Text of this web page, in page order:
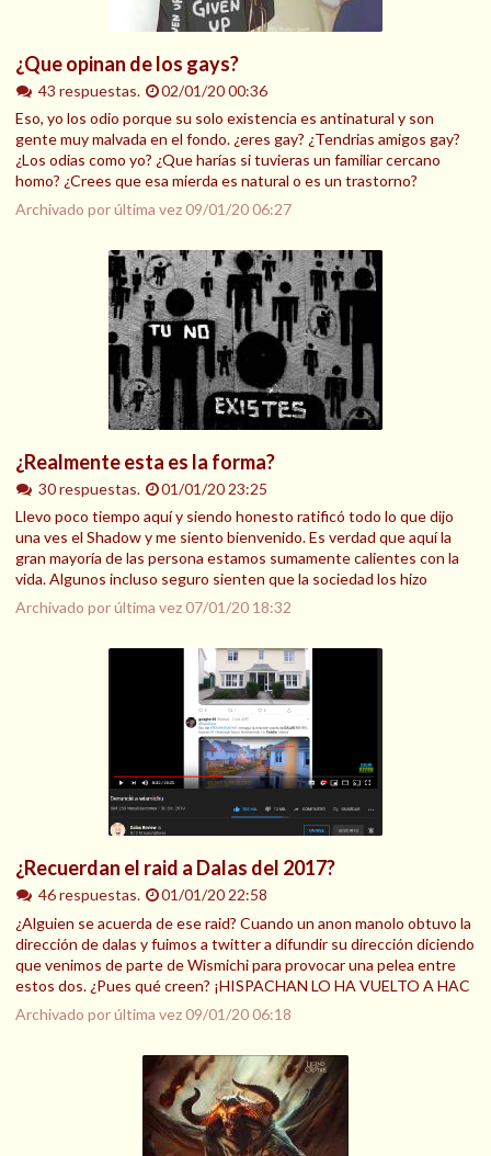
¿Que opinan de los gays?
43 respuestas.
02/01/20 00:36
Eso, yo los odio porque su solo existencia es antinatural y son
gente muy malvada en el fondo. ¿eres gay? ¿Tendrias amigos gay?
¿Los odias como yo? ¿Que harías si tuvieras un familiar cercano
homo? ¿Crees que esa mierda es natural o es un trastorno?
Archivado por última vez09/01/20 06:27
¿Realmente esta es la forma?
30 respuestas.
01/01/20 23:25
Llevo poco tiempo aquí y siendo honesto ratificó todo lo que dijo
una ves el Shadow y me siento bienvenido. Es verdad que aquí la
gran mayoría de las persona estamos sumamente calientes con la
vida. Algunos incluso seguro sienten que la sociedad los hizo
Archivado por última vez07/01/20 18:32
¿Recuerdan el raid a Dalas del 2017?
46 respuestas.
01/01/20 22:58
¿Alguien se acuerda de ese raid? Cuando un anon manolo obtuvo la
dirección de dalas y fuimos a twitter a difundir su dirección diciendo
que venimos de parte de Wismichi para provocar una pelea entre
estos dos. ¿Pues qué creen? ¡HISPACHAN LO HA VUELTO A HAC
Archivado por última vez09/01/20 06:18